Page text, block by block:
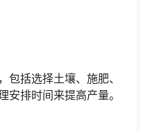
包括选择土壤、施肥、
安排时间来提高产量。